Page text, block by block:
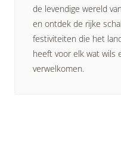
de levendige wereld
en ontdek de rijke
festiviteiten die het
heeft voor elk wat wils
verwelkomen.